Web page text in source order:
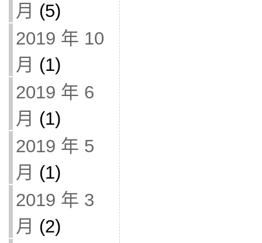
月 (5)
2019 年 10
月 (1)
2019 年 6
月 (1)
2019 年 5
月 (1)
2019 年 3
月 (2)